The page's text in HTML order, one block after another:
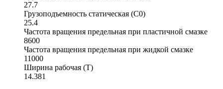
27.7
Грузоподъемность статическая (C0)
25.4
Частота вращения предельная при пластичной смазке
8600
Частота вращения предельная при жидкой смазке
11000
Ширина рабочая (T)
14.381